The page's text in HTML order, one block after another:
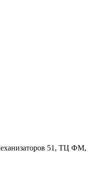
51, ТЦ ФМ,